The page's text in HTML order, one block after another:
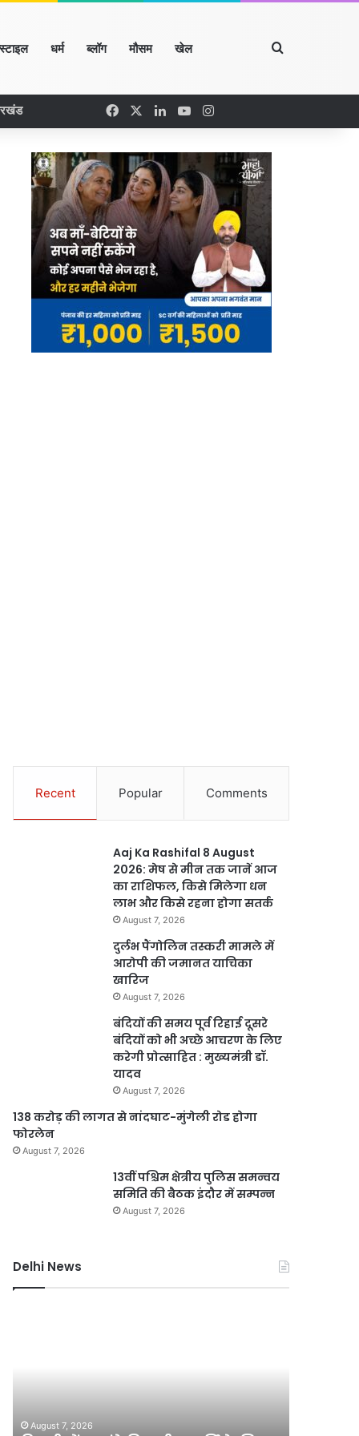
धर्म ब्लॉग मौसम खेल Search for
FacebookLinkedIn
YouTubeInstagram
Recent Popular Comments
Aaj Ka Rashifal 8 August
2026: मेष से मीन तक जानें आज
का राशिफल, किसे मिलेगा धन
लाभ और किसे रहना होगा सतर्क
August 7, 2026
दुर्लभ पैंगोलिन तस्करी मामले में
आरोपी की जमानत याचिका
खारिज
August 7, 2026
बंदियों की समय पूर्व रिहाई दूसरे
बंदियों को भी अच्छे आचरण के लिए
करेगी प्रोत्साहित : मुख्यमंत्री डॉ.
यादव
August 7, 2026
138 करोड़ की लागत से नांदघाट-मुंगेली रोड होगा
फोरलेन
August 7, 2026
13वीं पश्चिम क्षेत्रीय पुलिस समन्वय
समिति की बैठक इंदौर में सम्पन्न
August 7, 2026
Delhi News
लिए August 7, 2026